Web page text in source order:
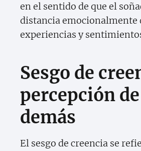
en el sentido de que el
distancia emocionalmente
experiencias y
Sesgo de
percepción
demás
El sesgo de creencia se